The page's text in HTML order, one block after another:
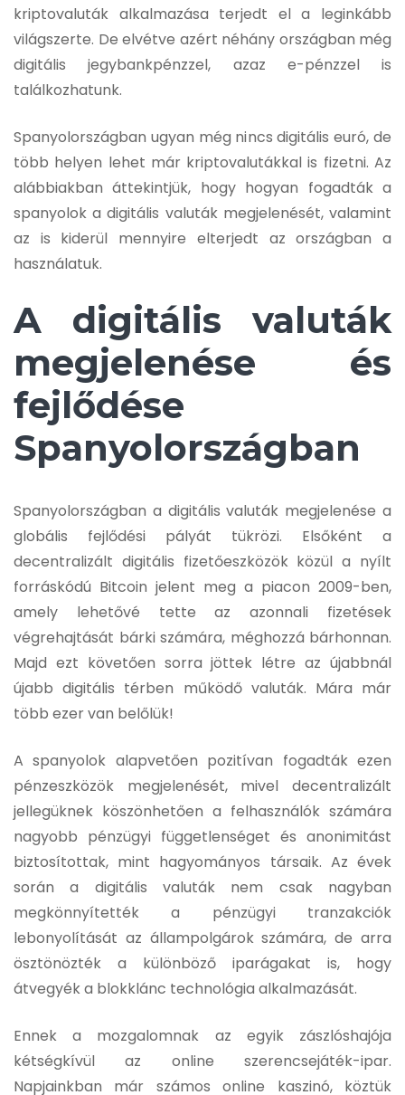
kriptovaluták alkalmazása terjedt el a leginkább
világszerte. De elvétve azért néhány országban még
digitális jegybankpénzzel, azaz e-pénzzel is
találkozhatunk.
Spanyolországban ugyan még nincs digitális euró, de
több helyen lehet már kriptovalutákkal is fizetni. Az
alábbiakban áttekintjük, hogy hogyan fogadták a
spanyolok a digitális valuták megjelenését, valamint
az is kiderül mennyire elterjedt az országban a
használatuk.
A digitális valuták
megjelenése és
fejlődése
Spanyolországban
Spanyolországban a digitális valuták megjelenése a
globális fejlődési pályát tükrözi. Elsőként a
decentralizált digitális fizetőeszközök közül a nyílt
forráskódú Bitcoin jelent meg a piacon 2009-ben,
amely lehetővé tette az azonnali fizetések
végrehajtását bárki számára, méghozzá bárhonnan.
Majd ezt követően sorra jöttek létre az újabbnál
újabb digitális térben működő valuták. Mára már
több ezer van belőlük!
A spanyolok alapvetően pozitívan fogadták ezen
pénzeszközök megjelenését, mivel decentralizált
jellegüknek köszönhetően a felhasználók számára
nagyobb pénzügyi függetlenséget és anonimitást
biztosítottak, mint hagyományos társaik. Az évek
során a digitális valuták nem csak nagyban
megkönnyítették a pénzügyi tranzakciók
lebonyolítását az állampolgárok számára, de arra
ösztönözték a különböző iparágakat is, hogy
átvegyék a blokklánc technológia alkalmazását.
Ennek a mozgalomnak az egyik zászlóshajója
kétségkívül az online szerencsejáték-ipar.
Napjainkban már számos online kaszinó, köztük